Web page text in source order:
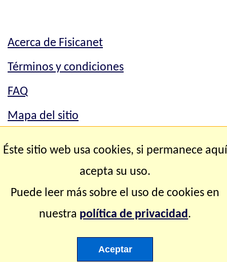
Acerca de Fisicanet
Términos y condiciones
FAQ
Mapa del sitio
Mapa del sitio
derechos reservados
Éste sitio web usa cookies, si permanece aquí
acepta su uso.
Puede leer más sobre el uso de cookies en
nuestra política de privacidad.